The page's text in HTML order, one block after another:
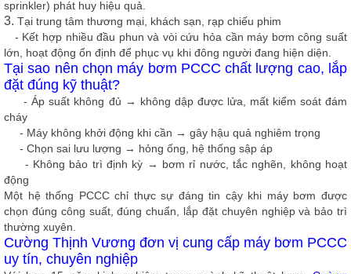
sprinkler) phát huy hiệu quả.
3. Tại trung tâm thương mại, khách sạn, rạp chiếu phim
- Kết hợp nhiều đầu phun và vòi cứu hỏa cần máy bơm công suất
lớn, hoạt động ổn định để phục vụ khi đông người đang hiện diện.
Tại sao nên chọn máy bơm PCCC chất lượng cao, lắp
đặt đúng kỹ thuật?
- Áp suất không đủ → không dập được lửa, mất kiểm soát đám
cháy
- Máy không khởi động khi cần → gây hậu quả nghiêm trọng
- Chọn sai lưu lượng → hỏng ống, hệ thống sập áp
- Không bảo trì định kỳ → bơm rỉ nước, tắc nghẽn, không hoạt
động
Một hệ thống PCCC chỉ thực sự đáng tin cậy khi máy bơm được
chọn đúng công suất, đúng chuẩn, lắp đặt chuyên nghiệp và bảo trì
thường xuyên.
Cường Thịnh Vương đơn vị cung cấp máy bơm PCCC
uy tín, chuyên nghiệp